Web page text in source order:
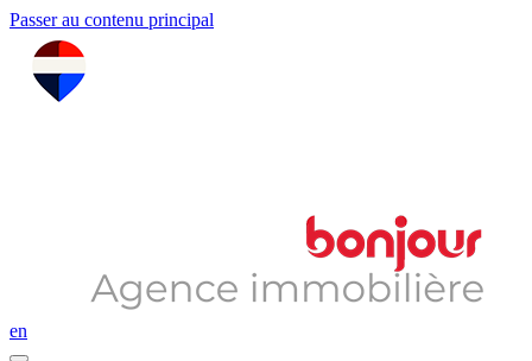
Passer au contenu principal
en